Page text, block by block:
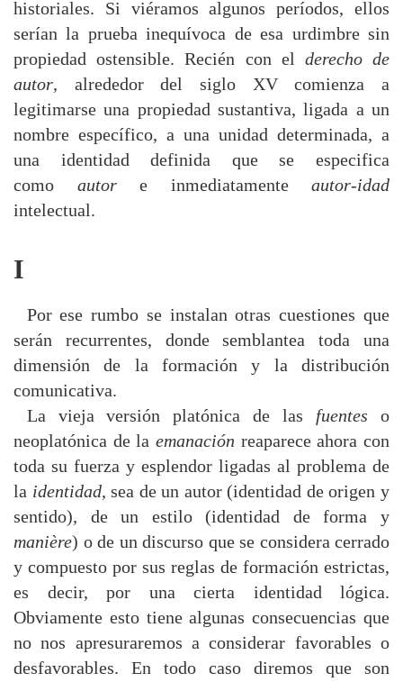
historiales. Si viéramos algunos períodos, ellos
serían la prueba inequívoca de esa urdimbre sin
propiedad ostensible. Recién con el derecho de
autor, alrededor del siglo XV comienza a
legitimarse una propiedad sustantiva, ligada a un
nombre específico, a una unidad determinada, a
una identidad definida que se especifica
como autore inmediatamente autor-idad
intelectual.
I
Por ese rumbo se instalan otras cuestiones que
serán recurrentes, donde semblantea toda una
dimensión de la formación y la distribución
comunicativa.
La vieja versión platónica de las fuentes o
neoplatónica de la emanación reaparece ahora con
toda su fuerza y esplendor ligadas al problema de
la identidad, sea de un autor (identidad de origen y
sentido), de un estilo (identidad de forma y
manière) o de un discurso que se considera cerrado
y compuesto por sus reglas de formación estrictas,
es decir, por una cierta identidad lógica.
Obviamente esto tiene algunas consecuencias que
no nos apresuraremos a considerar favorables o
desfavorables. En todo caso diremos que son